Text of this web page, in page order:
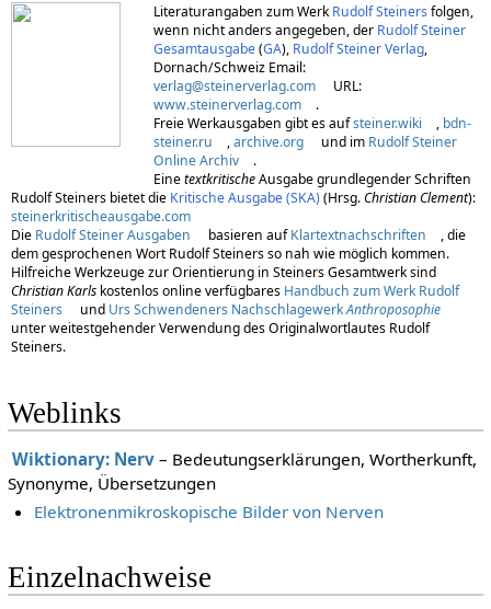
Literaturangaben zum WerkRudolf Steinersfolgen,
wenn nicht anders angegeben, der Rudolf Steiner
Gesamtausgabe(GA), Rudolf Steiner Verlag,
Dornach/Schweiz Email:
verlag@steinerverlag.com
URL:
www.steinerverlag.com
.
Freie Werkausgaben gibt es aufsteiner.wiki , bdn-
steiner.ru
,archive.org und im Rudolf Steiner
Online Archiv
.
EinetextkritischeAusgabe grundlegender Schriften
Rudolf Steiners bietet die Kritische Ausgabe (SKA)(Hrsg.Christian Clement):
steinerkritischeausgabe.com
Die Rudolf Steiner Ausgaben basieren aufKlartextnachschriften
, die
dem gesprochenen Wort Rudolf Steiners so nah wie möglich kommen.
Hilfreiche Werkzeuge zur Orientierung in Steiners Gesamtwerk sind
Christian Karlskostenlos online verfügbares Handbuch zum Werk Rudolf
Steiners
und Urs Schwendeners NachschlagewerkAnthroposophie
unter weitestgehender Verwendung des Originalwortlautes Rudolf
Steiners.
Weblinks
Wiktionary: Nerv– Bedeutungserklärungen, Wortherkunft,
Synonyme, Übersetzungen
Elektronenmikroskopische Bilder von Nerven
Einzelnachweise